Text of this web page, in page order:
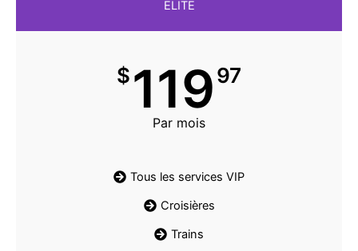
ELITE
$11997
Par mois
Tous les services VIP
Croisières
Trains